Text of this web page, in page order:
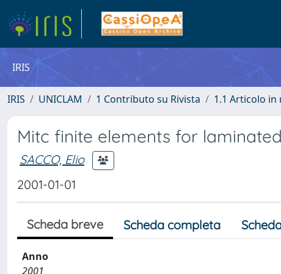
IRIS
IRIS UNICLAM 1 Contributo su Rivista 1.1 Articolo in
Mitc finite elements for
SACCO, Elio
2001-01-01
Scheda breve Scheda completa
Anno
2001